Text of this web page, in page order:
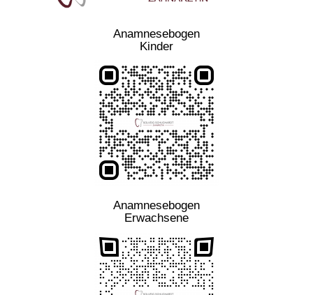
Anamnesebogen
Kinder
Anamnesebogen
Erwachsene